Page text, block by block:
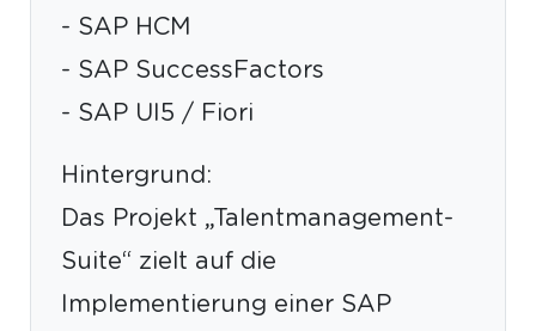
- SAP HCM
- SAP SuccessFactors
- SAP UI5 / Fiori
Hintergrund:
Das Projekt „Talentmanagement-
Suite“ zielt auf die
Implementierung einer SAP